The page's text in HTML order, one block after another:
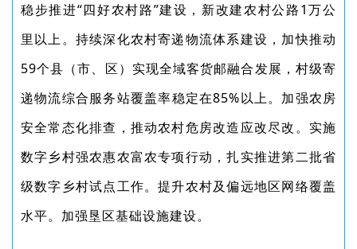
稳步推进“四好农村路”建设，新改建农村公路1万公
里以上。持续深化农村寄递物流体系建设，加快推动
59个县（市、区）实现全域客货邮融合发展，村级寄
递物流综合服务站覆盖率稳定在85%以上。加强农房
安全常态化排查，推动农村危房改造应改尽改。实施
数字乡村强农惠农富农专项行动，扎实推进第二批省
级数字乡村试点工作。提升农村及偏远地区网络覆盖
水平。加强垦区基础设施建设。